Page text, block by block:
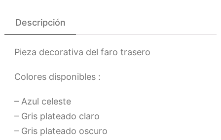
Descripción
Pieza decorativa del faro trasero
Colores disponibles :
– Azul celeste
– Gris plateado claro
– Gris plateado oscuro